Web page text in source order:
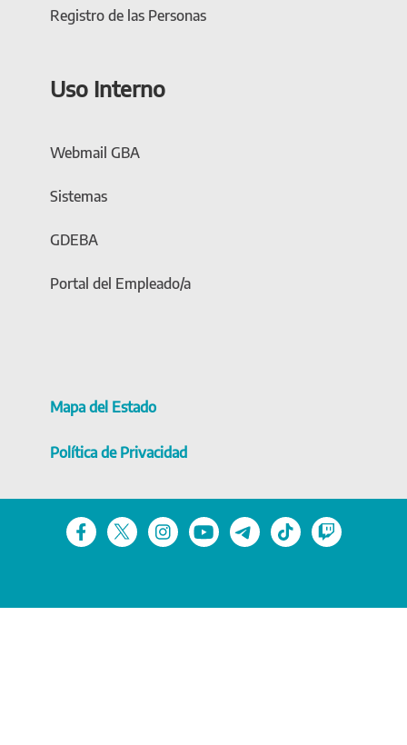
Registro de las Personas
Uso Interno
Webmail GBA
Sistemas
GDEBA
Portal del Empleado/a
Mapa del Estado
Política de Privacidad